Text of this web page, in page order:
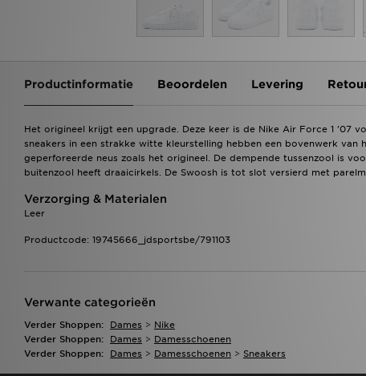
Productinformatie Beoordelen Levering
Het origineel krijgt een upgrade. Deze keer is de Nike Air Force 1 '07
sneakers in een strakke witte kleurstelling hebben een bovenwerk
geperforeerde neus zoals het origineel. De dempende tussenzool is
buitenzool heeft draaicirkels. De Swoosh is tot slot versierd met
Verzorging & Materialen
Leer
Productcode: 19745666_jdsportsbe/791103
Verwante categorieën
Verder Shoppen: Dames > Nike
Verder Shoppen:
Dames > Damesschoenen
Verder Shoppen:
Dames > Damesschoenen > Sneakers